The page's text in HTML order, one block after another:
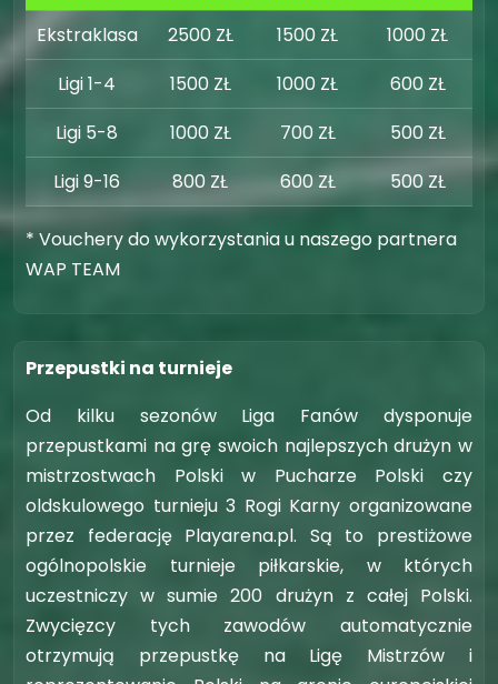
Ekstraklasa
2500 ZŁ 1500 ZŁ
1000 ZŁ
Ligi 1-4
1500 ZŁ 1000 ZŁ
600 ZŁ
Ligi 5-8
1000 ZŁ 700 ZŁ
500 ZŁ
Ligi 9-16
800 ZŁ 600 ZŁ 500 ZŁ
* Vouchery do wykorzystania u naszego partnera
WAP TEAM
Przepustki na turnieje
Od kilku sezonów Liga Fanów dysponuje
przepustkami na grę swoich najlepszych drużyn w
mistrzostwach Polski w Pucharze Polski czy
oldskulowego turnieju 3 Rogi Karny organizowane
przez federację Playarena.pl. Są to prestiżowe
ogólnopolskie turnieje piłkarskie, w których
uczestniczy w sumie 200 drużyn z całej Polski.
Zwycięzcy tych zawodów automatycznie
otrzymują przepustkę na Ligę Mistrzów i